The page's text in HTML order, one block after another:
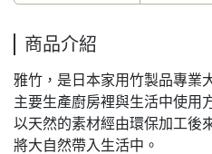
商品介紹
雅竹，是日本家用竹製品專業
主要生產廚房裡與生活中使用
以天然的素材經由環保加工後
將大自然帶入生活中。